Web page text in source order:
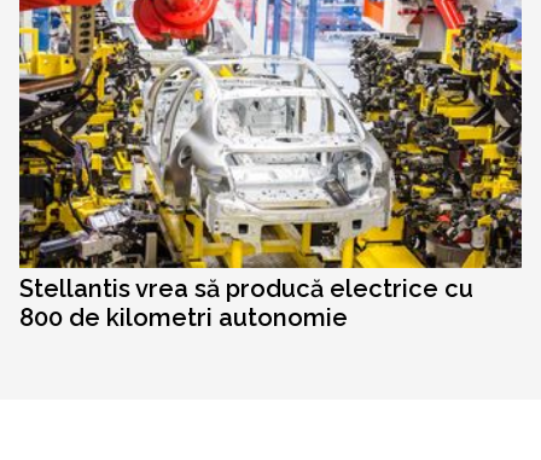
Stellantis vrea să producă electrice cu
800 de kilometri autonomie